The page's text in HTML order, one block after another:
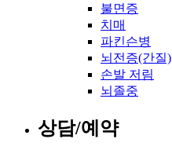
불면증
치매
파킨슨병
뇌전증(간질)
손발 저림
뇌졸중
상담/예약